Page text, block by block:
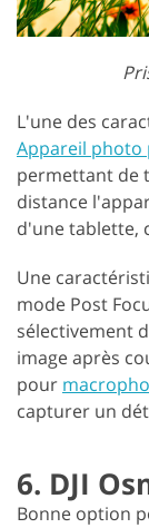
L'une des
Appareil photo
permettant de
distance
d'une tablette,
Une
mode Post
sélectivement
image après
pour
capturer un
6. DJI
Bonne option